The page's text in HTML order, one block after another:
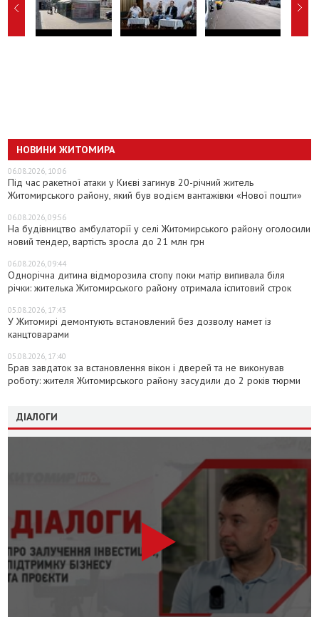
НОВИНИ ЖИТОМИРА
06.08.2026, 10:06
Під час ракетної атаки у Києві загинув 20-річний житель
Житомирського району, який був водієм вантажівки «Нової пошти»
06.08.2026, 09:56
На будівництво амбулаторії у селі Житомирського району оголосили
новий тендер, вартість зросла до 21 млн грн
06.08.2026, 09:44
Однорічна дитина відморозила стопу поки матір випивала біля
річки: жителька Житомирського району отримала іспитовий строк
05.08.2026, 17:43
У Житомирі демонтують встановлений без дозволу намет із
канцтоварами
05.08.2026, 17:40
Брав завдаток за встановлення вікон і дверей та не виконував
роботу: жителя Житомирського району засудили до 2 років тюрми
ДІАЛОГИ